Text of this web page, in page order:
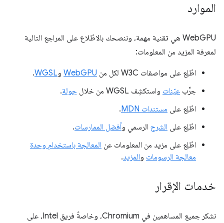
الموارد
WebGPU هي تقنية مهمة، وننصحك بالاطّلاع على المراجع التالية
لمعرفة المزيد من المعلومات:
اطّلِع على مواصفات W3C لكل من WebGPU وWGSL
.
جرِّب عيّنات واستكشِف WGSL من خلال جولة.
اطّلِع على مستندات MDN
.
اطّلِع على الشرح الرسمي وأفضل الممارسات.
اطّلِع على مزيد من المعلومات عن المعالجة باستخدام وحدة
معالجة الرسومات والمزيد.
خدمات الإقرار
نشكر جميع المساهمين في Chromium، وخاصةً فريق Intel، على